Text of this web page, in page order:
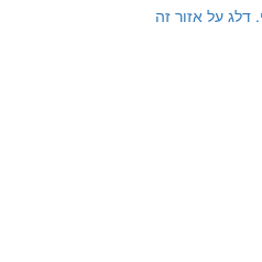
דלג על אזור זה